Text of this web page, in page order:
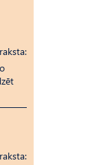
raksta:
raksta: